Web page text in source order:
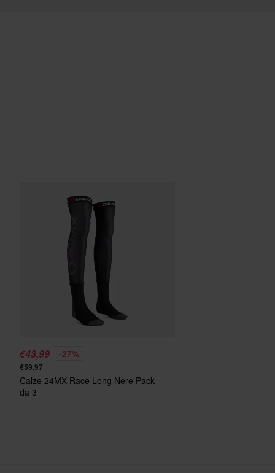
€43,99 -27%
€59,97
Calze 24MX Race Long Nere Pack
da 3